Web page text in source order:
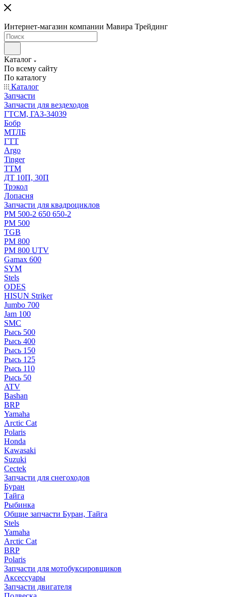
Интернет-магазин компании Мавира Трейдинг
Каталог
По всему сайту
По каталогу
Каталог
Запчасти
Запчасти для вездеходов
ГТСМ, ГАЗ-34039
Бобр
МТЛБ
ГТТ
Argo
Tinger
ТТМ
ДТ 10П, 30П
Трэкол
Лопасня
Запчасти для квадроциклов
РМ 500-2 650 650-2
РМ 500
TGB
РМ 800
РМ 800 UTV
Gamax 600
SYM
Stels
ОDЕS
HISUN Striker
Jumbo 700
Jam 100
SMC
Рысь 500
Рысь 400
Рысь 150
Рысь 125
Рысь 110
Рысь 50
ATV
Bashan
BRP
Yamaha
Arctic Cat
Polaris
Honda
Kawasaki
Suzuki
Cectek
Запчасти для снегоходов
Буран
Тайга
Рыбинка
Общие запчасти Буран, Тайга
Stels
Yamaha
Arctic Cat
BRP
Polaris
Запчасти для мотобуксировщиков
Аксессуары
Запчасти двигателя